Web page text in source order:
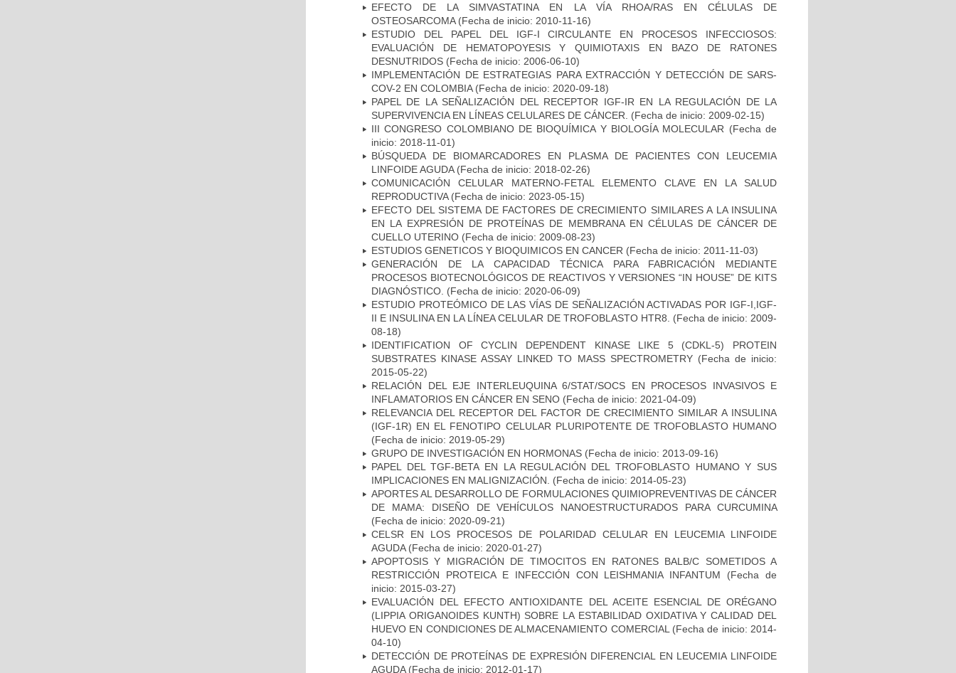
EFECTO DE LA SIMVASTATINA EN LA VÍA RHOA/RAS EN CÉLULAS DE
OSTEOSARCOMA(Fecha de inicio: 2010-11-16)
ESTUDIO DEL PAPEL DEL IGF-I CIRCULANTE EN PROCESOS INFECCIOSOS:
EVALUACIÓN DE HEMATOPOYESIS Y QUIMIOTAXIS EN BAZO DE RATONES
DESNUTRIDOS (Fecha de inicio: 2006-06-10)
IMPLEMENTACIÓN DE ESTRATEGIAS PARA EXTRACCIÓN Y DETECCIÓN DE SARS-
COV-2 EN COLOMBIA(Fecha de inicio: 2020-09-18)
PAPEL DE LA SEÑALIZACIÓN DEL RECEPTOR IGF-IR EN LA REGULACIÓN DE LA
SUPERVIVENCIA EN LÍNEAS CELULARES DE CÁNCER. (Fecha de inicio: 2009-02-15)
III CONGRESO COLOMBIANO DE BIOQUÍMICA Y BIOLOGÍA MOLECULAR (Fecha de
inicio: 2018-11-01)
BÚSQUEDA DE BIOMARCADORES EN PLASMA DE PACIENTES CON LEUCEMIA
LINFOIDE AGUDA(Fecha de inicio: 2018-02-26)
COMUNICACIÓN CELULAR MATERNO-FETAL ELEMENTO CLAVE EN LA SALUD
REPRODUCTIVA(Fecha de inicio: 2023-05-15)
EFECTO DEL SISTEMA DE FACTORES DE CRECIMIENTO SIMILARES A LA INSULINA
EN LA EXPRESIÓN DE PROTEÍNAS DE MEMBRANA EN CÉLULAS DE CÁNCER DE
CUELLO UTERINO (Fecha de inicio: 2009-08-23)
ESTUDIOS GENETICOS Y BIOQUIMICOS EN CANCER (Fecha de inicio: 2011-11-03)
GENERACIÓN DE LA CAPACIDAD TÉCNICA PARA FABRICACIÓN MEDIANTE
PROCESOS BIOTECNOLÓGICOS DE REACTIVOS Y VERSIONES “IN HOUSE” DE KITS
DIAGNÓSTICO. (Fecha de inicio: 2020-06-09)
ESTUDIO PROTEÓMICO DE LAS VÍAS DE SEÑALIZACIÓN ACTIVADAS POR IGF-I,IGF-
II E INSULINA EN LA LÍNEA CELULAR DE TROFOBLASTO HTR8.
(Fecha de inicio: 2009-
08-18)
IDENTIFICATION OF CYCLIN DEPENDENT KINASE LIKE 5 (CDKL-5) PROTEIN
SUBSTRATES KINASE ASSAY LINKED TO MASS SPECTROMETRY(Fecha de inicio:
2015-05-22)
RELACIÓN DEL EJE INTERLEUQUINA 6/STAT/SOCS EN PROCESOS INVASIVOS E
INFLAMATORIOS EN CÁNCER EN SENO (Fecha de inicio: 2021-04-09)
RELEVANCIA DEL RECEPTOR DEL FACTOR DE CRECIMIENTO SIMILAR A INSULINA
(IGF-1R) EN EL FENOTIPO CELULAR PLURIPOTENTE DE TROFOBLASTO HUMANO
(Fecha de inicio: 2019-05-29)
GRUPO DE INVESTIGACIÓN EN HORMONAS (Fecha de inicio: 2013-09-16)
PAPEL DEL TGF-BETA EN LA REGULACIÓN DEL TROFOBLASTO HUMANO Y SUS
IMPLICACIONES EN MALIGNIZACIÓN.
(Fecha de inicio: 2014-05-23)
APORTES AL DESARROLLO DE FORMULACIONES QUIMIOPREVENTIVAS DE CÁNCER
DE MAMA: DISEÑO DE VEHÍCULOS NANOESTRUCTURADOS PARA CURCUMINA
(Fecha de inicio: 2020-09-21)
CELSR EN LOS PROCESOS DE POLARIDAD CELULAR EN LEUCEMIA LINFOIDE
AGUDA(Fecha de inicio: 2020-01-27)
APOPTOSIS Y MIGRACIÓN DE TIMOCITOS EN RATONES BALB/C SOMETIDOS A
RESTRICCIÓN PROTEICA E INFECCIÓN CON LEISHMANIA INFANTUM (Fecha de
inicio: 2015-03-27)
EVALUACIÓN DEL EFECTO ANTIOXIDANTE DEL ACEITE ESENCIAL DE ORÉGANO
(LIPPIA ORIGANOIDES KUNTH) SOBRE LA ESTABILIDAD OXIDATIVA Y CALIDAD DEL
HUEVO EN CONDICIONES DE ALMACENAMIENTO COMERCIAL (Fecha de inicio: 2014-
04-10)
DETECCIÓN DE PROTEÍNAS DE EXPRESIÓN DIFERENCIAL EN LEUCEMIA LINFOIDE
AGUDA(Fecha de inicio: 2012-01-17)